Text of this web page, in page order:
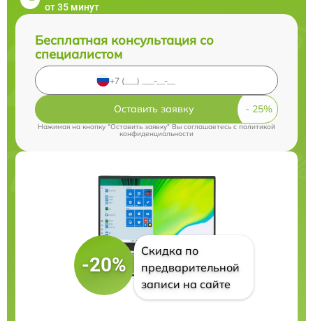
от 35 минут
Бесплатная консультация со
специалистом
Оставить заявку
Нажимая на кнопку "Оставить заявку" Вы соглашаетесь cполитикой
конфиденциальности
-20%
Скидка по
предварительной
записи на сайте